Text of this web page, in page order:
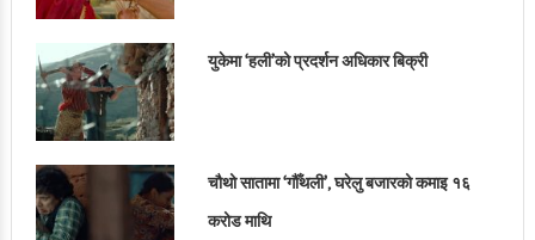
युकेमा ‘हली’को प्रदर्शन अधिकार बिक्री
चौथो सातामा ‘गौँथली’, घरेलु बजारको कमाइ १६
करोड माथि